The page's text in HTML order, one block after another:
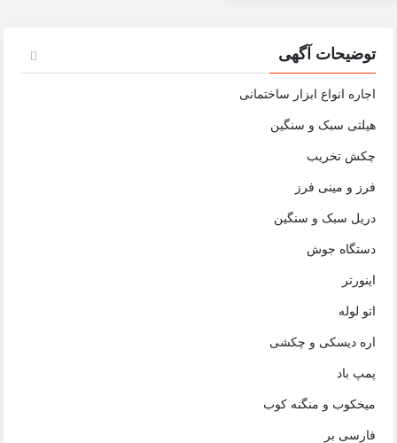
توضیحات آگهی
اجاره انواع ابزار ساختمانی
هیلتی سبک و سنگین
چکش تخریب
فرز و مینی فرز
دریل سبک و سنگین
دستگاه جوش
اینورتر
اتو لوله
اره دیسکی و چکشی
پمپ باد
میخکوب و منگنه کوب
فارسی بر